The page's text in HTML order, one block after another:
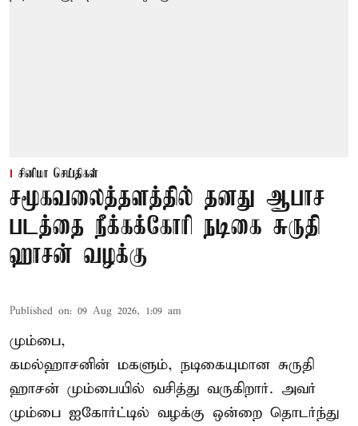
சினிமா செய்திகள்
சமூகவலைத்தளத்தில் தனது ஆபாச
படத்தை நீக்கக்கோரி நடிகை சுருதி
ஹாசன் வழக்கு
Published on: 09 Aug 2026, 1:09 am
மும்பை,
கமல்ஹாசனின் மகளும், நடிகையுமான சுருதி
ஹாசன் மும்பையில் வசித்து வருகிறார். அவர்
மும்பை ஐகோர்ட்டில் வழக்கு ஒன்றை தொடர்ந்து